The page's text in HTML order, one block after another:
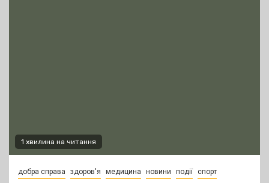
1 хвилина на читання
добра справа здоров'я медицина новини події спорт